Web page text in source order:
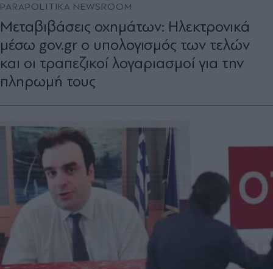
PARAPOLITIKA NEWSROOM
Μεταβιβάσεις οχημάτων: Ηλεκτρονικά
μέσω gov.gr ο υπολογισμός των τελών
και οι τραπεζικοί λογαριασμοί για την
πληρωμή τους